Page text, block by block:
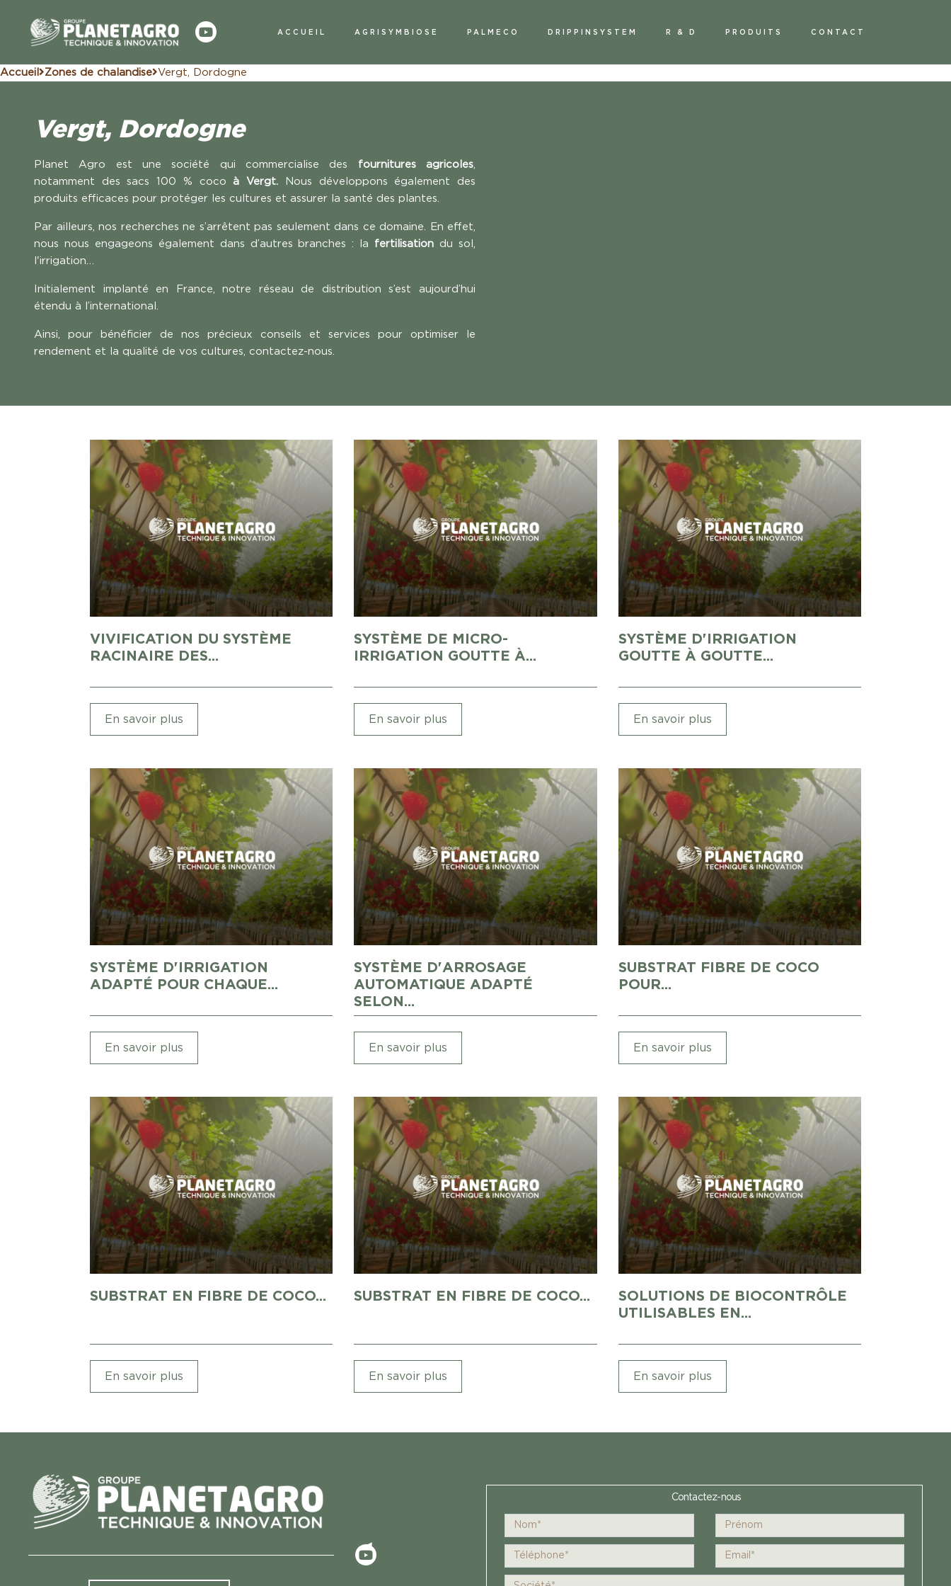
ACCUEIL AGRISYMBIOSE PALMECO DRIPPINSYSTEM R & D PRODUITS CONTACT
Accueil Zones de chalandise Vergt, Dordogne
Vergt, Dordogne
Planet Agro est une société qui commercialise des fournitures agricoles,
notamment des sacs 100 % coco à Vergt. Nous développons également des
produits efficaces pour protéger les cultures et assurer la santé des plantes.
Par ailleurs, nos recherches ne s’arrêtent pas seulement dans ce domaine. En effet,
nous nous engageons également dans d’autres branches : la fertilisation du sol,
l'irrigation…
Initialement implanté en France, notre réseau de distribution s’est aujourd’hui
étendu à l’international.
Ainsi, pour bénéficier de nos précieux conseils et services pour optimiser le
rendement et la qualité de vos cultures, contactez-nous.
VIVIFICATION DU SYSTÈME
RACINAIRE DES...
En savoir plus
SYSTÈME DE MICRO-
IRRIGATION GOUTTE À...
En savoir plus
SYSTÈME D'IRRIGATION
GOUTTE À GOUTTE...
En savoir plus
SYSTÈME D'IRRIGATION
ADAPTÉ POUR CHAQUE...
En savoir plus
SYSTÈME D'ARROSAGE
AUTOMATIQUE ADAPTÉ
SELON...
En savoir plus
SUBSTRAT FIBRE DE COCO
POUR...
En savoir plus
SUBSTRAT EN FIBRE DE COCO...
En savoir plus
SUBSTRAT EN FIBRE DE COCO...
En savoir plus
SOLUTIONS DE BIOCONTRÔLE
UTILISABLES EN...
En savoir plus
<
Contactez-nous